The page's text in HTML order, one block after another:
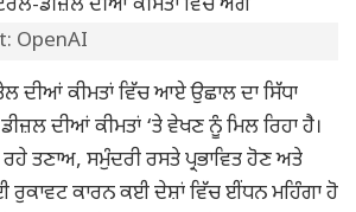
OpenAI
ਦੀਆਂ ਕੀਮਤਾਂ ਵਿੱਚ ਆਏ ਉਛਾਲ ਦਾ ਸਿੱਧਾ
ਦੀਆਂ ਕੀਮਤਾਂ ‘ਤੇ ਵੇਖਣ ਨੂੰ ਮਿਲ ਰਿਹਾ ਹੈ।
ਤਣਾਅ, ਸਮੁੰਦਰੀ ਰਸਤੇ ਪ੍ਰਭਾਵਿਤ ਹੋਣ ਅਤੇ
ਕਾਰਨ ਕਈ ਦੇਸ਼ਾਂ ਵਿੱਚ ਈਂਧਨ ਮਹਿੰਗਾ ਹੋ